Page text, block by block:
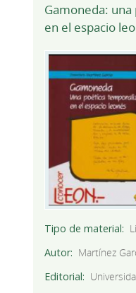
Gamoneda:
en el espacio
Tipo de material
Autor
Martínez
Editorial